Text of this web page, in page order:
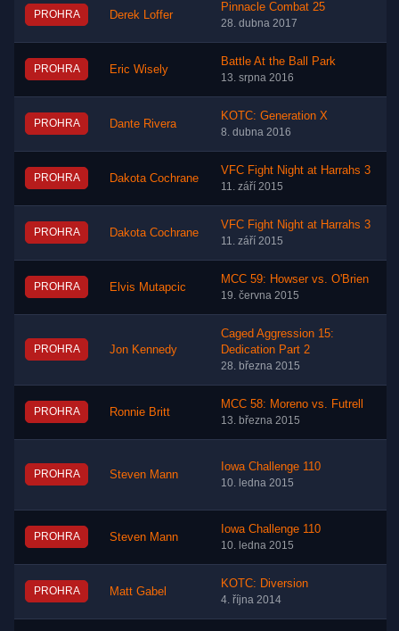
PROHRA Derek Loffer
Pinnacle Combat 25
28. dubna 2017
PROHRA Eric Wisely
Battle At the Ball Park
13. srpna 2016
PROHRA Dante Rivera
KOTC: Generation X
8. dubna 2016
PROHRA Dakota Cochrane
VFC Fight Night at Harrahs 3
11. září 2015
PROHRA Dakota Cochrane
VFC Fight Night at Harrahs 3
11. září 2015
PROHRA Elvis Mutapcic
MCC 59: Howser vs. O'Brien
19. června 2015
PROHRA Jon Kennedy
Caged Aggression 15:
Dedication Part 2
28. března 2015
PROHRA Ronnie Britt
MCC 58: Moreno vs. Futrell
13. března 2015
PROHRA Steven Mann
Iowa Challenge 110
10. ledna 2015
PROHRA Steven Mann
Iowa Challenge 110
10. ledna 2015
PROHRA Matt Gabel
KOTC: Diversion
4. října 2014